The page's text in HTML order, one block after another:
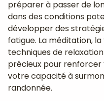
préparer à passer de
dans des conditions
développer des
fatigue. La méditation,
techniques de
précieux pour
votre capacité à
randonnée.